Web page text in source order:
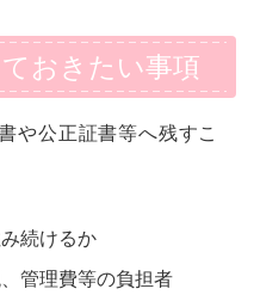
おきたい事項
や公正証書等へ残すこ
続けるか
管理費等の負担者